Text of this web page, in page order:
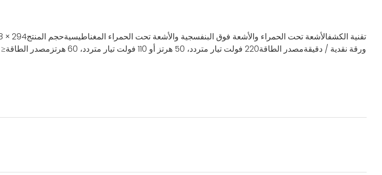
تقنية الكشفالأشعة تحت الحمراء والأشعة فوق البنفسجية والأشعة تحت الحمراء المغناطيسيةحجم المنتج294 × 278 × 180 مم
ورقة نقدية / دقيقةمصدر الطاقة220 فولت تيار متردد، 50 هرتز أو 110 فولت تيار متردد، 60 هرتز مصدر الطاقة≤ 75 واط